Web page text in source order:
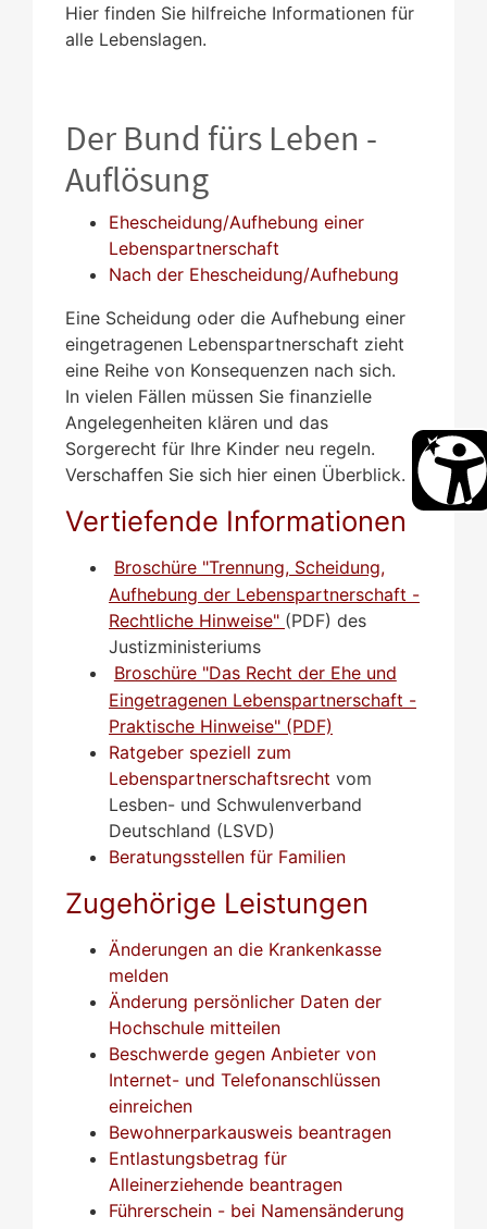
Hier finden Sie hilfreiche Informationen für
alle Lebenslagen.
Der Bund fürs Leben -
Auflösung
Ehescheidung/Aufhebung einer
Lebenspartnerschaft
Nach der Ehescheidung/Aufhebung
Eine Scheidung oder die Aufhebung einer
eingetragenen Lebenspartnerschaft zieht
eine Reihe von Konsequenzen nach sich.
In vielen Fällen müssen Sie finanzielle
Angelegenheiten klären und das
Sorgerecht für Ihre Kinder neu regeln.
Verschaffen Sie sich hier einen Überblick.
Vertiefende Informationen
Broschüre "Trennung, Scheidung,
Aufhebung der Lebenspartnerschaft -
Rechtliche Hinweise" (PDF) des
Justizministeriums
Broschüre "Das Recht der Ehe und
Eingetragenen Lebenspartnerschaft -
Praktische Hinweise" (PDF)
Ratgeber speziell zum
Lebenspartnerschaftsrecht vom
Lesben- und Schwulenverband
Deutschland (LSVD)
Beratungsstellen für Familien
Zugehörige Leistungen
Änderungen an die Krankenkasse
melden
Änderung persönlicher Daten der
Hochschule mitteilen
Beschwerde gegen Anbieter von
Internet- und Telefonanschlüssen
einreichen
Bewohnerparkausweis beantragen
Entlastungsbetrag für
Alleinerziehende beantragen
Führerschein - bei Namensänderung